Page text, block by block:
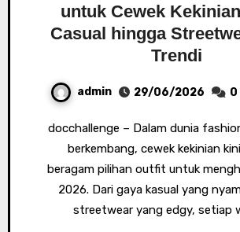
untuk Cewek
Casual hingga
Trendi
admin 29/06/2026 0
docchallenge – Dalam dunia fashion yang terus
berkembang, cewek kekinian
beragam pilihan outfit untuk
2026. Dari gaya kasual yang
streetwear yang edgy, setiap